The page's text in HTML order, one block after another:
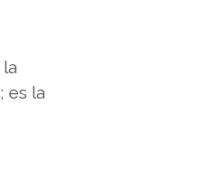
es la